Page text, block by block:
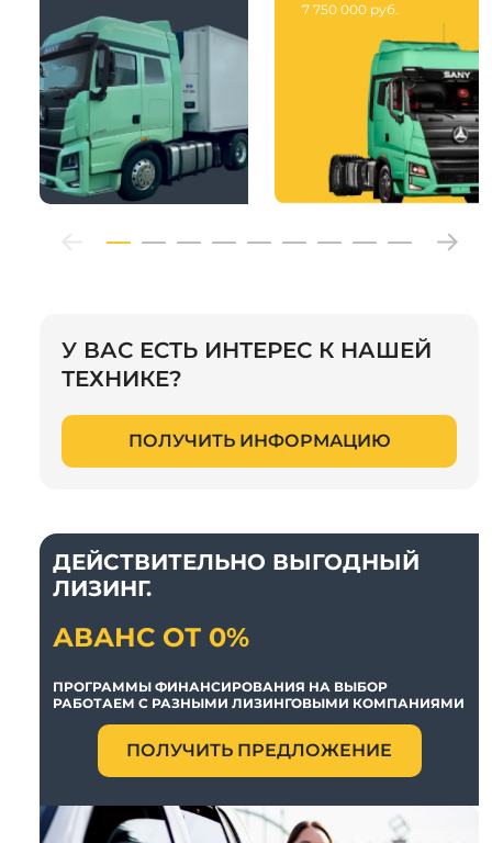
7 750 000 руб.
У ВАС ЕСТЬ ИНТЕРЕС К НАШЕЙ
ТЕХНИКЕ?
ПОЛУЧИТЬ ИНФОРМАЦИЮ
ДЕЙСТВИТЕЛЬНО ВЫГОДНЫЙ
ЛИЗИНГ.
АВАНС ОТ 0%
ПРОГРАММЫ ФИНАНСИРОВАНИЯ НА ВЫБОР
РАБОТАЕМ С РАЗНЫМИ ЛИЗИНГОВЫМИ КОМПАНИЯМИ
ПОЛУЧИТЬ ПРЕДЛОЖЕНИЕ